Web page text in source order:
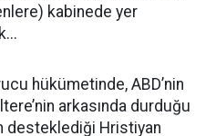
kabinede yer
hükümetinde, ABD’nin
arkasında durduğu
desteklediği Hristiyan